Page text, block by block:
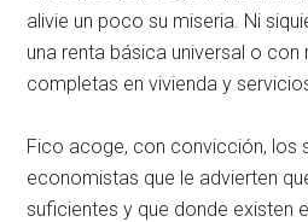
alivie un poco su miseria. Ni
una renta básica universal o
completas en vivienda y
Fico acoge, con convicción, los
economistas que le advierten
suficientes y que donde existen